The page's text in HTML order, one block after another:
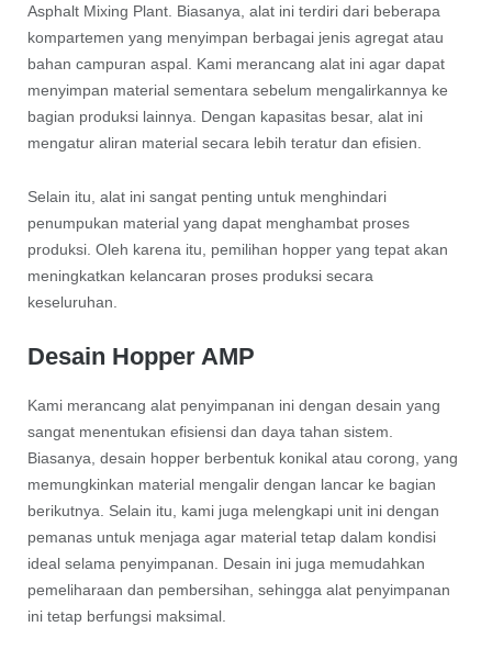
Asphalt Mixing Plant. Biasanya, alat ini terdiri dari beberapa
kompartemen yang menyimpan berbagai jenis agregat atau
bahan campuran aspal. Kami merancang alat ini agar dapat
menyimpan material sementara sebelum mengalirkannya ke
bagian produksi lainnya. Dengan kapasitas besar, alat ini
mengatur aliran material secara lebih teratur dan efisien.
Selain itu, alat ini sangat penting untuk menghindari
penumpukan material yang dapat menghambat proses
produksi. Oleh karena itu, pemilihan hopper yang tepat akan
meningkatkan kelancaran proses produksi secara
keseluruhan.
Desain Hopper AMP
Kami merancang alat penyimpanan ini dengan desain yang
sangat menentukan efisiensi dan daya tahan sistem.
Biasanya, desain hopper berbentuk konikal atau corong, yang
memungkinkan material mengalir dengan lancar ke bagian
berikutnya. Selain itu, kami juga melengkapi unit ini dengan
pemanas untuk menjaga agar material tetap dalam kondisi
ideal selama penyimpanan. Desain ini juga memudahkan
pemeliharaan dan pembersihan, sehingga alat penyimpanan
ini tetap berfungsi maksimal.